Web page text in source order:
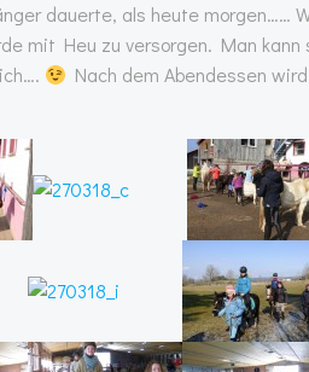
dauerte, als heute morgen……
mit Heu zu versorgen. Man
Nach dem Abendessen